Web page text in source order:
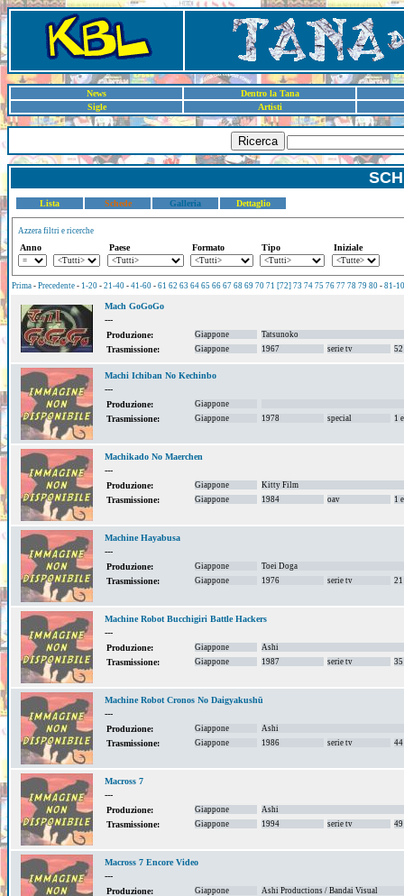
News
Dentro la Tana
Sigle
Artisti
Ricerca
Lista Schede Galleria Dettaglio
Azzera filtri e ricerche
Anno Paese Formato Tipo Iniziale
Prima - Precedente - 1-20 - 21-40 - 41-60 - 61 62 63 64 65 66 67 68 69 70 71 [72] 73 74 75 76 77 78 79 80 - 81-
Mach GoGoGo
---
Produzione:
Giappone Tatsunoko
Trasmissione: Giappone 1967 serie tv 52
Machi Ichiban No Kechinbo
---
Produzione:
Giappone
Trasmissione: Giappone 1978 special 1
Machikado No Maerchen
---
Produzione:
Giappone Kitty Film
Trasmissione: Giappone 1984 oav 1
Machine Hayabusa
---
Produzione:
Giappone Toei Doga
Trasmissione: Giappone 1976 serie tv 21
Machine Robot Bucchigiri Battle Hackers
---
Produzione:
Giappone Ashi
Trasmissione: Giappone 1987 serie tv 35
Machine Robot Cronos No Daigyakushū
---
Produzione:
Giappone Ashi
Trasmissione: Giappone 1986 serie tv 44
Macross 7
---
Produzione:
Giappone Ashi
Trasmissione: Giappone 1994 serie tv 49
Macross 7 Encore Video
---
Produzione:
Giappone Ashi Productions / Bandai Visual